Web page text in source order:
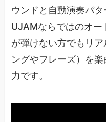
ウンドと自動演奏パタ
UJAMならではのオー
が弾けない方でもリ
ングやフレーズ）を
力です。